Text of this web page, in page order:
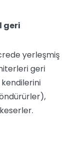
geri
yerleşmiş
geri